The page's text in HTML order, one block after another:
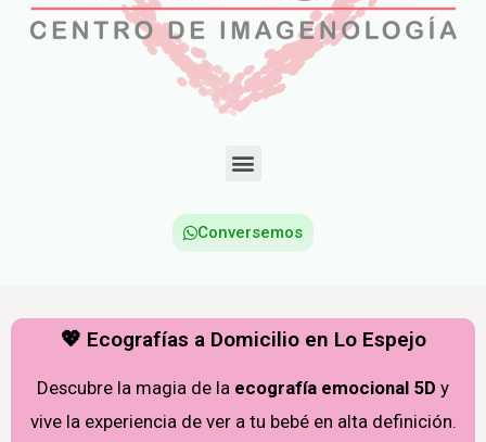
Conversemos
💖 Ecografías a Domicilio en Lo Espejo
Descubre la magia de la ecografía emocional 5D y
vive la experiencia de ver a tu bebé en alta definición.